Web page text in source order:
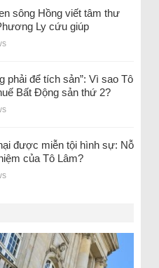
sông Hồng viết tâm thư
Ly cứu giúp
phải để tích sản”: Vì sao Tô
Bất Động sản thứ 2?
được miễn tội hình sự: Nỗ
của Tô Lâm?